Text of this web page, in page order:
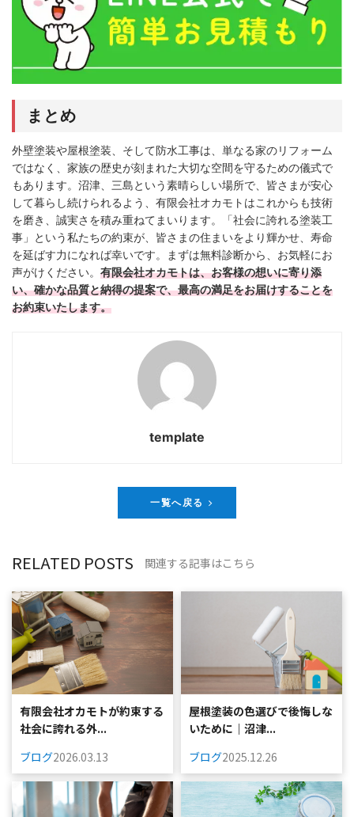
まとめ
外壁塗装や屋根塗装、そして防水工事は、単なる家のリフォーム
ではなく、家族の歴史が刻まれた大切な空間を守るための儀式で
もあります。沼津、三島という素晴らしい場所で、皆さまが安心
して暮らし続けられるよう、有限会社オカモトはこれからも技術
を磨き、誠実さを積み重ねてまいります。「社会に誇れる塗装工
事」という私たちの約束が、皆さまの住まいをより輝かせ、寿命
を延ばす力になれば幸いです。まずは無料診断から、お気軽にお
声がけください。 有限会社オカモトは、お客様の想いに寄り添
い、確かな品質と納得の提案で、最高の満足をお届けすることを
お約束いたします。
template
一覧へ戻る
RELATED POSTS 関連する記事はこちら
有限会社オカモトが約束する
社会に誇れる外...
ブログ2026.03.13
屋根塗装の色選びで後悔しな
いために｜沼津...
ブログ2025.12.26